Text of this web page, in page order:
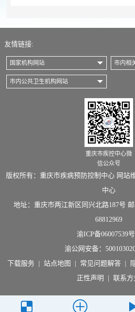
友情链接:
国家机构网站 市内相
市内公共卫生机构网站
重庆市疾控中心微
信公众号
版权所有：重庆市疾病预防控制中心 网站
中心
地址：重庆市两江新区同兴北路187号
68812969
渝ICP备06007539
渝公网安备：
下载服务 |站点地图 常见问题解答
正性声明
|联系方